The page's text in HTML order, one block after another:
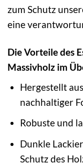
zum Schutz
eine
Die Vorteile des
Massivholz im
Hergestellt
nachhaltiger
Robuste und
Dunkle
Schutz des